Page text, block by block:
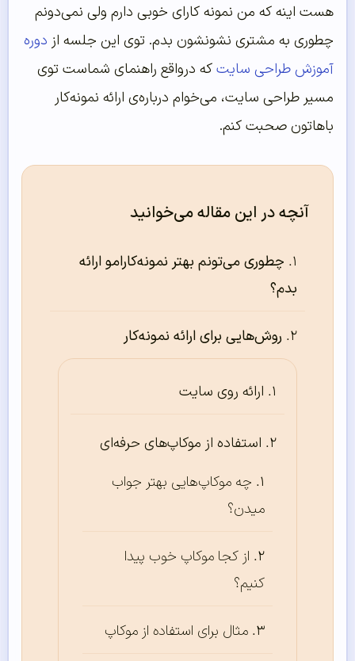
هست اینه که من نمونه کارای خوبی دارم ولی نمی‌دونم
چطوری به مشتری نشونشون بدم. توی این جلسه از دوره
آموزش طراحی سایتکه درواقع راهنمای شماست توی
مسیر طراحی سایت، می‌خوام درباره‌ی ارائه نمونه‌کار
باهاتون صحبت کنم.
آنچه در این مقاله می‌خوانید
چطوری می‌تونم بهتر نمونه‌کارامو ارائه
بدم؟
روش‌هایی برای ارائه نمونه‌کار
ارائه روی سایت
استفاده از موکاپ‌های حرفه‌ای
چه موکاپ‌هایی بهتر جواب
میدن؟
از کجا موکاپ خوب پیدا
کنیم؟
مثال برای استفاده از موکاپ